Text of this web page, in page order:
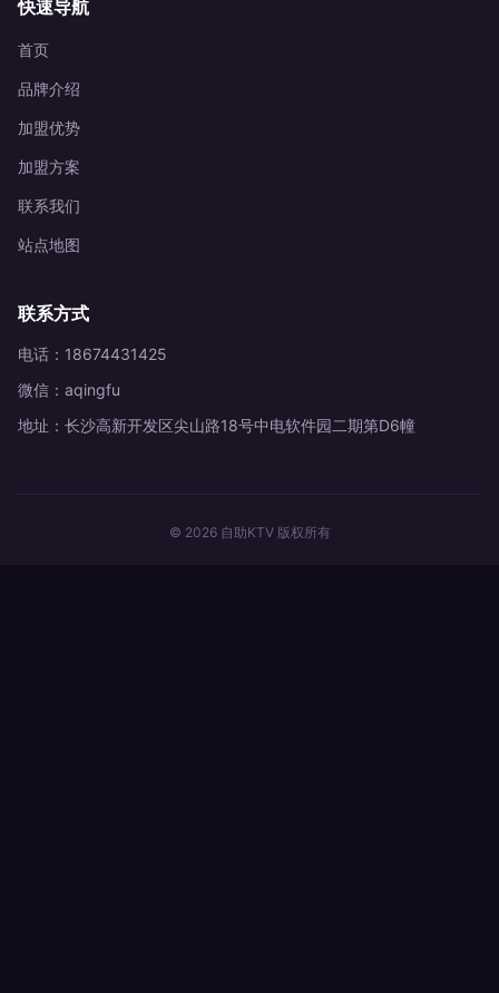
快速导航
首页
品牌介绍
加盟优势
加盟方案
联系我们
站点地图
联系方式
电话：18674431425
微信：aqingfu
地址：长沙高新开发区尖山路18号中电软件园二期第D6幢
© 2026 自助KTV 版权所有